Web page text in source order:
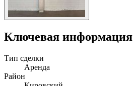
Ключевая информация
Тип сделки
Аренда
Район